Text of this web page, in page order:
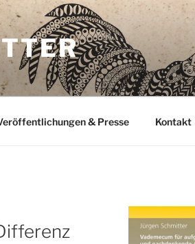
& Presse Kontakt